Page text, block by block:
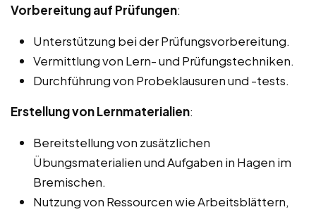
Vorbereitung auf Prüfungen:
Unterstützung bei der Prüfungsvorbereitung.
Vermittlung von Lern- und Prüfungstechniken.
Durchführung von Probeklausuren und -tests.
Erstellung von Lernmaterialien:
Bereitstellung von zusätzlichen
Übungsmaterialien und Aufgaben in Hagen im
Bremischen.
Nutzung von Ressourcen wie Arbeitsblättern,